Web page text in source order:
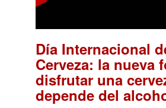
Día Internacional
Cerveza: la nueva
disfrutar una
depende del